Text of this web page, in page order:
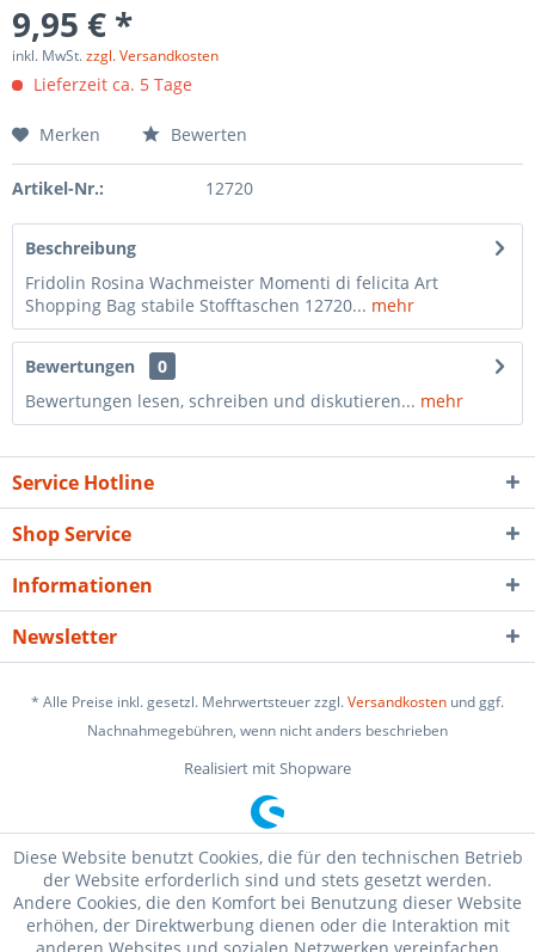
9,95 € *
inkl. MwSt.zzgl. Versandkosten
Lieferzeit ca. 5 Tage
Merken Bewerten
Artikel-Nr.: 12720
Beschreibung
Fridolin Rosina Wachmeister Momenti di felicita Art
Shopping Bag stabile Stofftaschen 12720... mehr
Bewertungen
0
Bewertungen lesen, schreiben und diskutieren... mehr
Service Hotline
Shop Service
Informationen
Newsletter
* Alle Preise inkl. gesetzl. Mehrwertsteuer zzgl.Versandkosten und ggf.
Nachnahmegebühren, wenn nicht anders beschrieben
Realisiert mit Shopware
Diese Website benutzt Cookies, die für den technischen Betrieb
der Website erforderlich sind und stets gesetzt werden.
Andere Cookies, die den Komfort bei Benutzung dieser Website
erhöhen, der Direktwerbung dienen oder die Interaktion mit